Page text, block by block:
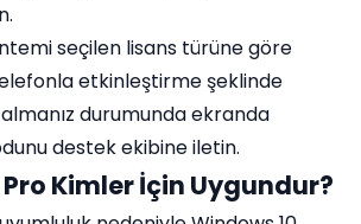
seçilen lisans türüne göre
etkinleştirme şeklinde
durumunda ekranda
destek ekibine iletin.
Kimler İçin Uygundur?